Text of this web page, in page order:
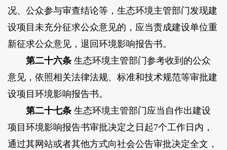
况、公众参与审查结论等，生态环境主管部门发现建
设项目未充分征求公众意见的，应当责成建设单位重
新征求公众意见，退回环境影响报告书。
第二十六条生态环境主管部门参考收到的公众
意见，依照相关法律法规、标准和技术规范等审批建
设项目环境影响报告书。
第二十七条生态环境主管部门应当自作出建设
项目环境影响报告书审批决定之日起7个工作日内，
通过其网站或者其他方式向社会公告审批决定全文，